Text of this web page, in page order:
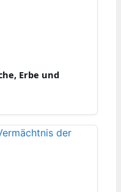
Erbe und